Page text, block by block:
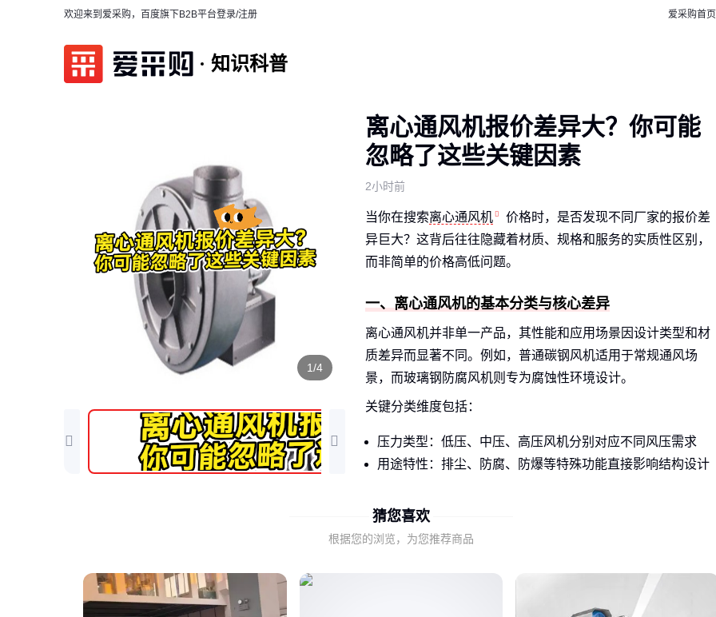
欢迎来到爱采购，百度旗下B2B平台登录/注册 爱采购首页
知识科普
1/4
离心通风机报价差异大？你可能
忽略了这些关键因素
2小时前
当你在搜索离心通风机
价格时，是否发现不同厂家的报价差
异巨大？这背后往往隐藏着材质、规格和服务的实质性区别，
而非简单的价格高低问题。
一、离心通风机的基本分类与核心差异
离心通风机并非单一产品，其性能和应用场景因设计类型和材
质差异而显著不同。例如，普通碳钢风机适用于常规通风场
景，而玻璃钢防腐风机则专为腐蚀性环境设计。
关键分类维度包括：
压力类型：低压、中压、高压风机分别对应不同风压需求
用途特性：排尘、防腐、防爆等特殊功能直接影响结构设计
以常见的G4-73排尘离心风机
就与普通通风机存在本质区别，这解释了为何外观相似的风机
二、为什么相同功率的风机价格能差3倍？
猜您喜欢
根据您的浏览，为您推荐商品